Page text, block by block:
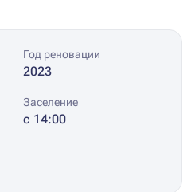
Год реновации
2023
Заселение
с 14:00